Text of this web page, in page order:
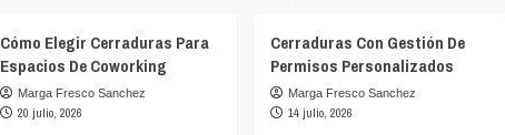
Cómo Elegir Cerraduras Para
Espacios De Coworking
Marga Fresco Sanchez
20 julio, 2026
Cerraduras Con Gestión De
Permisos Personalizados
Marga Fresco Sanchez
14 julio, 2026